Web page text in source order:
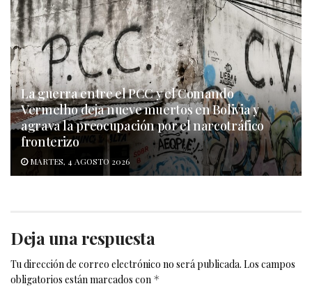
La guerra entre el PCC y el Comando
Vermelho deja nueve muertos en Bolivia y
agrava la preocupación por el narcotráfico
fronterizo
MARTES, 4 AGOSTO 2026
Deja una respuesta
Tu dirección de correo electrónico no será publicada. Los campos
obligatorios están marcados con *